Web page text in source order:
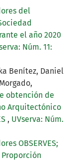
del
el año 2020
Núm. 11:
Benítez, Daniel
obtención de
Arquitectónico
, UVserva: Núm.
OBSERVES;